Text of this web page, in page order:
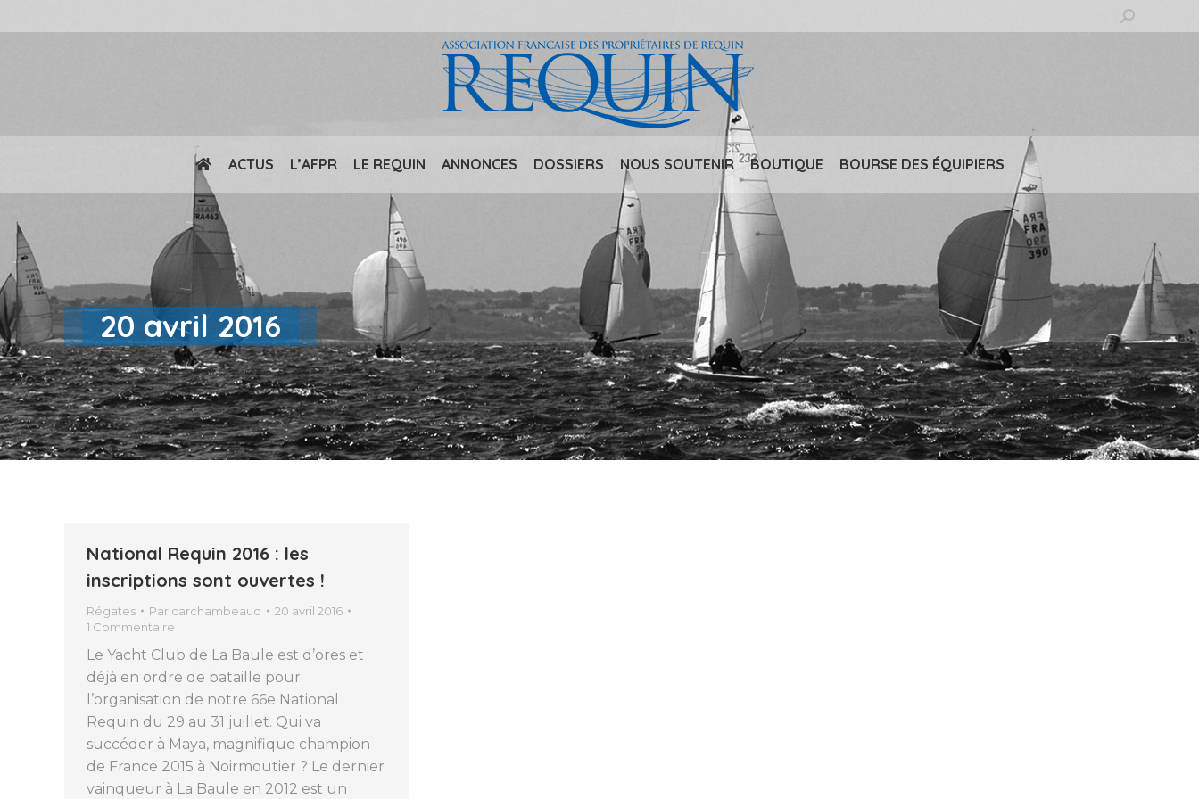
Recherche
:
ACTUS L’AFPR LE REQUIN ANNONCES DOSSIERS NOUS SOUTENIR BOUTIQUE BOURSE DES ÉQUIPIERS
20 avril 2016
National Requin 2016 : les
inscriptions sont ouvertes !
Régates Par carchambeaud
20 avril 2016
1 Commentaire
Le Yacht Club de La Baule est d’ores et
déjà en ordre de bataille pour
l’organisation de notre 66e National
Requin du 29 au 31 juillet. Qui va
succéder à Maya, magnifique champion
de France 2015 à Noirmoutier ? Le dernier
vainqueur à La Baule en 2012 est un